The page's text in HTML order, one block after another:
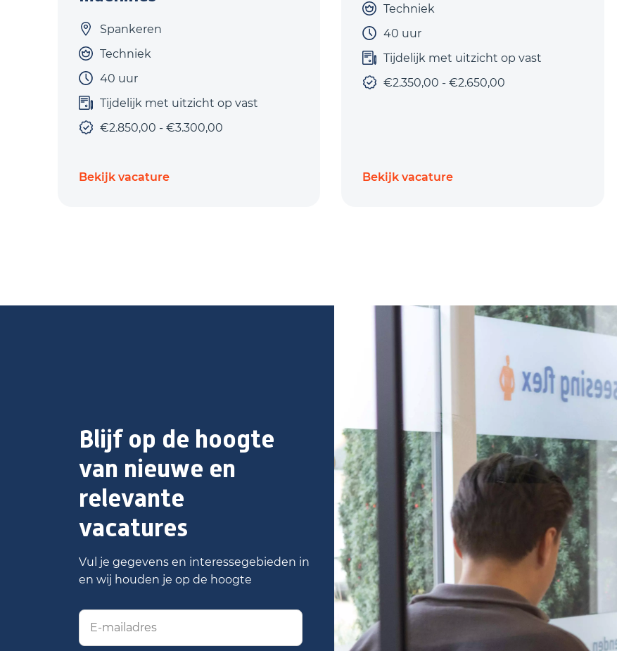
Spankeren
Techniek
40 uur
Tijdelijk met uitzicht op vast
€2.850,00 - €3.300,00
Bekijk vacature
Techniek
40 uur
Tijdelijk met uitzicht op vast
€2.350,00 - €2.650,00
Bekijk vacature
Blijf op de hoogte
van nieuwe en
relevante
vacatures
Vul je gegevens en interessegebieden in
en wij houden je op de hoogte